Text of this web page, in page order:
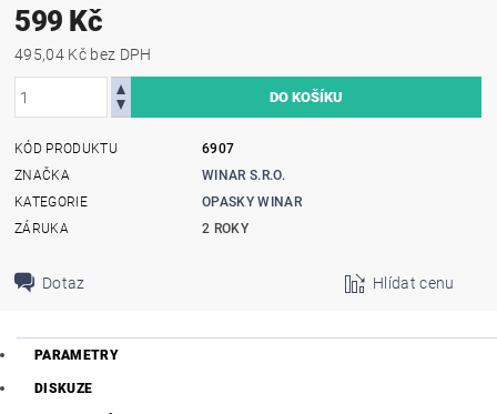
599 Kč
495,04 Kč bez DPH
KÓD PRODUKTU
6907
ZNAČKA
WINAR S.R.O.
KATEGORIE
OPASKY WINAR
ZÁRUKA
2 ROKY
Dotaz Hlídat cenu
PARAMETRY
DISKUZE